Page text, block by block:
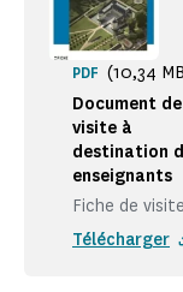
Document de
visite à
destination
enseignants
Fiche de visite
PDF (10,34
Télécharger